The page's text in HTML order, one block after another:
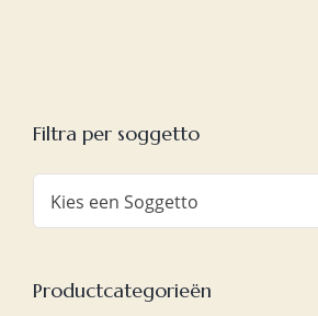
Filtra per soggetto
Kies een Soggetto
Productcategorieën